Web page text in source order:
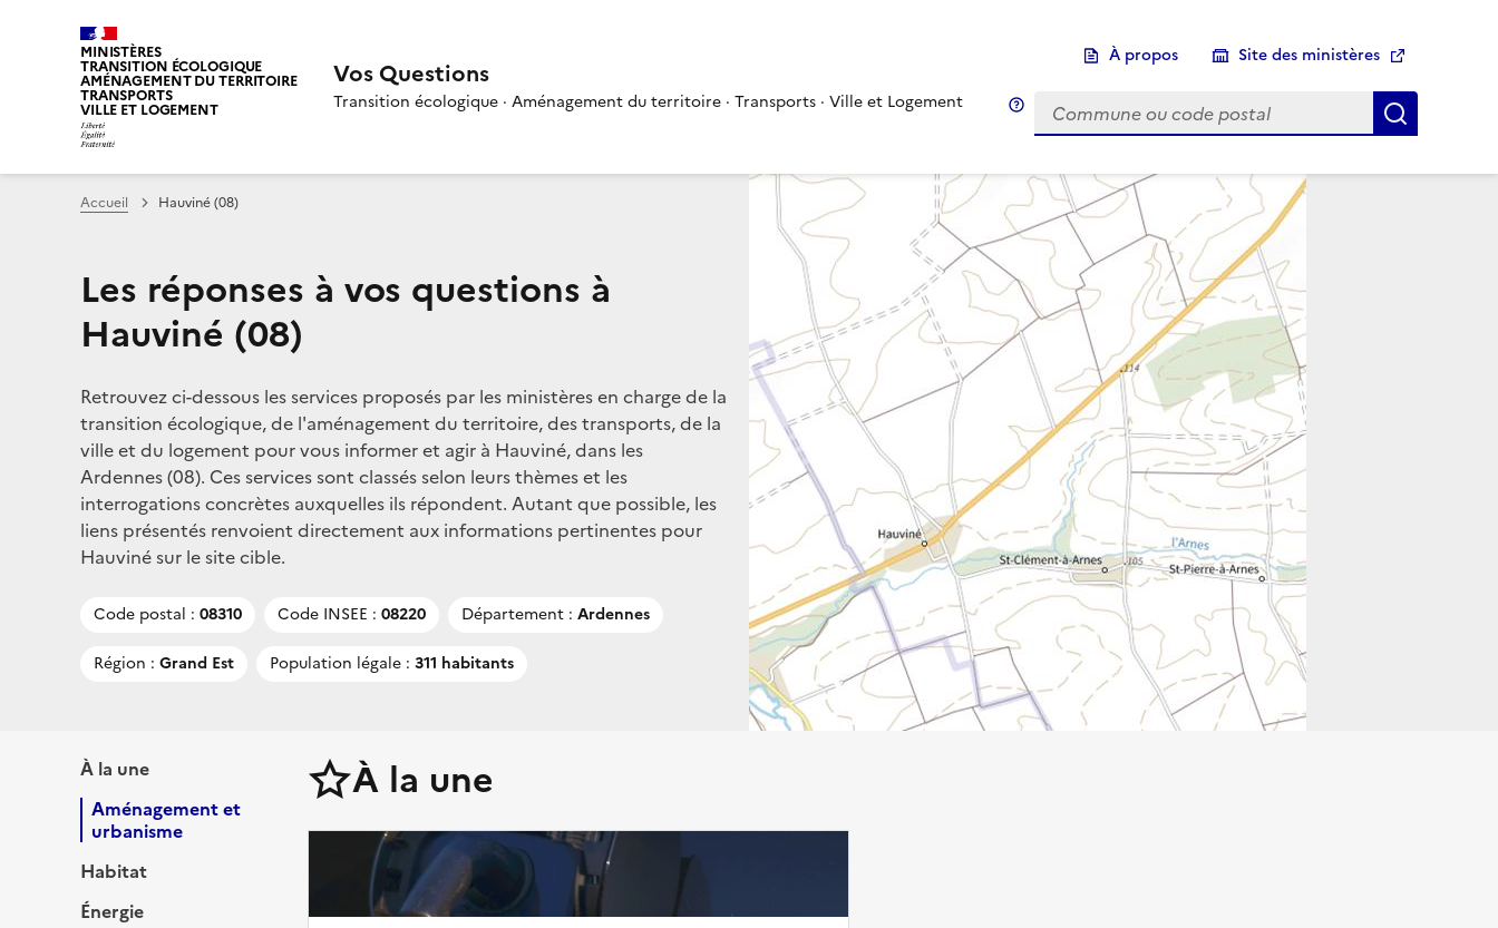
MINISTÈRES
TRANSITION ÉCOLOGIQUE
AMÉNAGEMENT DU TERRITOIRE
TRANSPORTS
VILLE ET LOGEMENT
Vos Questions
Transition écologique · Aménagement du territoire · Transports · Ville et Logement
À propos Site des ministères
Choix d'une commune
Infobulle
Accueil Hauviné (08)
Les réponses à vos questions à
Hauviné (08)
Retrouvez ci-dessous les services proposés par les ministères en charge de la
transition écologique, de l'aménagement du territoire, des transports, de la
ville et du logement pour vous informer et agir à Hauviné, dans les
Ardennes (08). Ces services sont classés selon leurs thèmes et les
interrogations concrètes auxquelles ils répondent. Autant que possible, les
liens présentés renvoient directement aux informations pertinentes pour
Hauviné sur le site cible.
Code postal : 08310 Code INSEE : 08220 Département : Ardennes
Région : Grand Est Population légale : 311 habitants
À la une
Aménagement et
urbanisme
Habitat
Énergie
À la une